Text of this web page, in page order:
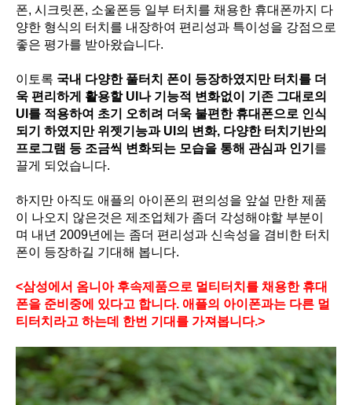
폰, 시크릿폰, 소울폰등 일부 터치를 채용한 휴대폰까지 다
양한 형식의 터치를 내장하여 편리성과 특이성을 강점으로
좋은 평가를 받아왔습니다.
이토록 국내 다양한 풀터치 폰이 등장하였지만 터치를 더
욱 편리하게 활용할 UI나 기능적 변화없이 기존 그대로의
UI를 적용하여 초기 오히려 더욱 불편한 휴대폰으로 인식
되기 하였지만 위젯기능과 UI의 변화, 다양한 터치기반의
프로그램 등 조금씩 변화되는 모습을 통해 관심과 인기 를
끌게 되었습니다.
하지만 아직도 애플의 아이폰의 편의성을 앞설 만한 제품
이 나오지 않은것은 제조업체가 좀더 각성해야할 부분이
며 내년 2009년에는 좀더 편리성과 신속성을 겸비한 터치
폰이 등장하길 기대해 봅니다.
<삼성에서 옴니아 후속제품으로 멀티터치를 채용한 휴대
폰을 준비중에 있다고 합니다. 애플의 아이폰과는 다른 멀
티터치라고 하는데 한번 기대를 가져봅니다.>